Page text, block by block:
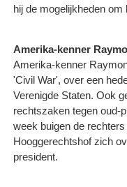
hij de mogelijkheden om
Amerika-kenner
Amerika-kenner
'Civil War', over een
Verenigde Staten. Ook
rechtszaken tegen oud-
week buigen de
Hooggerechtshof zich
president.